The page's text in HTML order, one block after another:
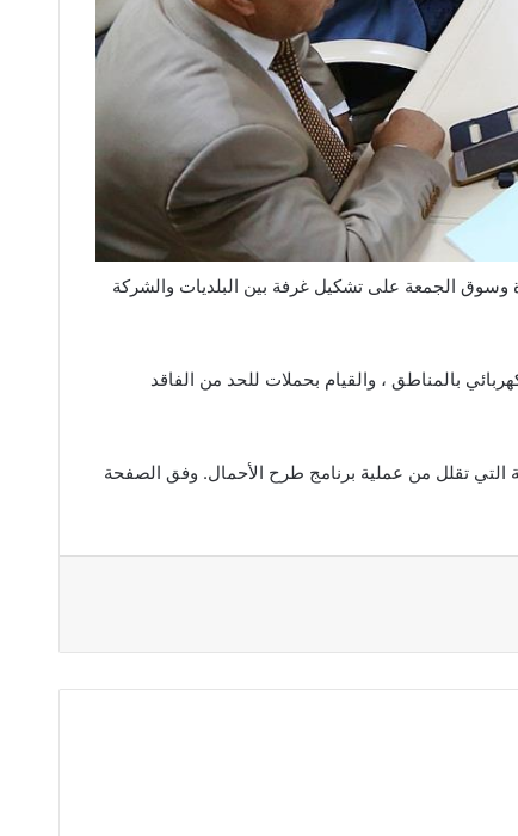
وسوق الجمعة على تشكيل غرفة بين البلديات والشركة
بالمناطق ، والقيام بحملات للحد من الفاقد
التي تقلل من عملية برنامج طرح الأحمال. وفق الصفحة